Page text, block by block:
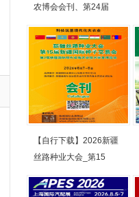
农博会会刊、第24届
【自行下载】2026新疆
丝路种业大会_第15